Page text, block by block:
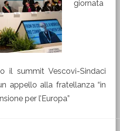
giornata
il summit Vescovi-Sindaci
appello alla fratellanza “in
per l’Europa”